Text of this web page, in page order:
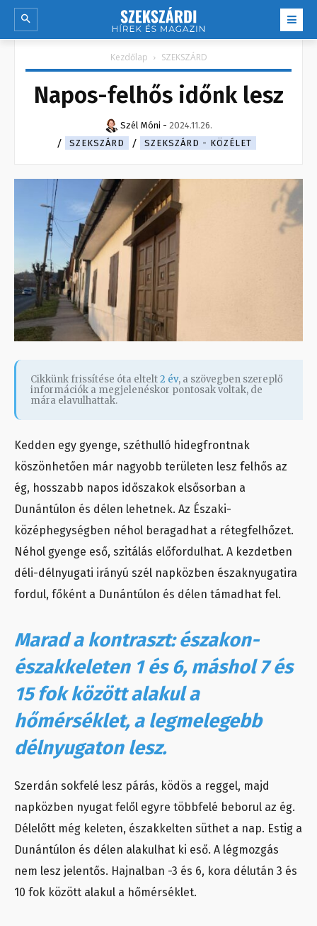
Kezdőlap SZEKSZÁRD
Napos-felhős időnk lesz
Szél Móni - 2024.11.26.
SZEKSZÁRD
SZEKSZÁRD - KÖZÉLET
Cikkünk frissítése óta eltelt2 év, a szövegben szereplő
információk a megjelenéskor pontosak voltak, de
mára elavulhattak.
Kedden egy gyenge, széthulló hidegfrontnak
köszönhetően már nagyobb területen lesz felhős az
ég, hosszabb napos időszakok elsősorban a
Dunántúlon és délen lehetnek. Az Északi-
középhegységben néhol beragadhat a rétegfelhőzet.
Néhol gyenge eső, szitálás előfordulhat. A kezdetben
déli-délnyugati irányú szél napközben északnyugatira
fordul, főként a Dunántúlon és délen támadhat fel.
Marad a kontraszt: északon-
északkeleten 1 és 6, máshol 7 és
15 fok között alakul a
hőmérséklet, a legmelegebb
délnyugaton lesz.
Szerdán sokfelé lesz párás, ködös a reggel, majd
napközben nyugat felől egyre többfelé beborul az ég.
Délelőtt még keleten, északkelten süthet a nap. Estig a
Dunántúlon és délen alakulhat ki eső. A légmozgás
nem lesz jelentős. Hajnalban -3 és 6, kora délután 3 és
10 fok között alakul a hőmérséklet.